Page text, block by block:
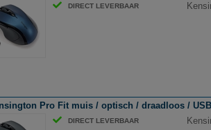
DIRECT LEVERBAAR
Pro Fit muis / optisch / draadloos /
DIRECT LEVERBAAR